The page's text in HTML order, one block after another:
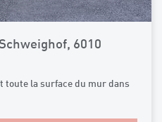
6010
toute la surface du mur dans